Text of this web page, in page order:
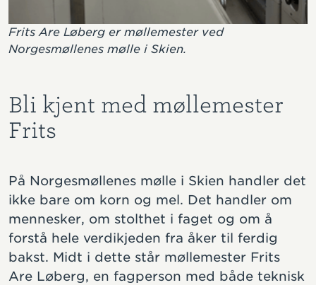
Frits Are Løberg er møllemester ved
Norgesmøllenes mølle i Skien.
Bli kjent med møllemester
Frits
På Norgesmøllenes mølle i Skien handler det
ikke bare om korn og mel. Det handler om
mennesker, om stolthet i faget og om å
forstå hele verdikjeden fra åker til ferdig
bakst. Midt i dette står møllemester Frits
Are Løberg, en fagperson med både teknisk